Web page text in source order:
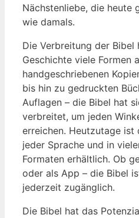
Nächstenliebe, die heute‌
wie‍ damals.
Die Verbreitung⁣ der Bibel
Geschichte viele Formen
handgeschriebenen
bis hin zu gedruckten
Auflagen – die Bibel hat
⁢verbreitet, um jeden
erreichen.​ Heutzutage ist​
jeder Sprache und in
⁢Formaten erhältlich. Ob
oder als ​App – die Bibel
jederzeit zugänglich.
Die Bibel⁤ hat‌ das